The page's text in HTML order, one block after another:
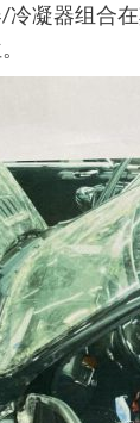
冷凝器组